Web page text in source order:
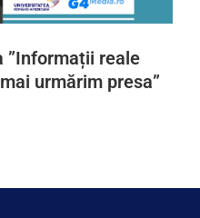
”Informații reale
urmărim presa”